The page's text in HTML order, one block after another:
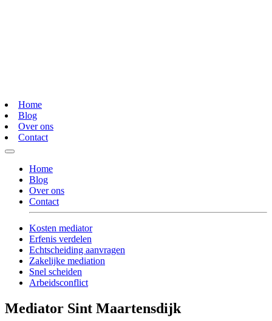
Home
Blog
Over ons
Contact
Home
Blog
Over ons
Contact
Kosten mediator
Erfenis verdelen
Echtscheiding aanvragen
Zakelijke mediation
Snel scheiden
Arbeidsconflict
Mediator Sint Maartensdijk